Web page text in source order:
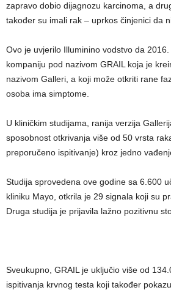
zapravo dobio dijagnozu karcinoma, a
također su imali rak – uprkos činjenici da
Ovo je uvjerilo Illuminino vodstvo da
kompaniju pod nazivom GRAIL koja je
nazivom Galleri, a koji može otkriti rane
osoba ima simptome.
U kliničkim studijama, ranija verzija
sposobnost otkrivanja više od 50 vrsta
preporučeno ispitivanje) kroz jedno
Studija sprovedena ove godine sa 6.600
kliniku Mayo, otkrila je 29 signala koji su
Druga studija je prijavila lažno pozitivnu
Sveukupno, GRAIL je uključio više od
ispitivanja krvnog testa koji također